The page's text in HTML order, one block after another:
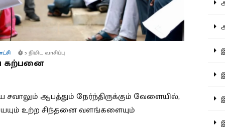
5 நிமிட வாசிப்பு
கற்பனை
சவாலும் ஆபத்தும் நேர்ந்திருக்கும் வேளையில்,
உற்ற சிந்தனை வளங்களையும்